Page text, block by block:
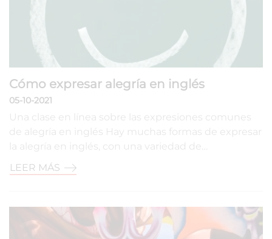
Cómo expresar alegría en inglés
05-10-2021
Una clase en línea sobre las expresiones comunes
de alegría en inglés Hay muchas formas de expresar
la alegría en inglés, con una variedad de…
LEER MÁS